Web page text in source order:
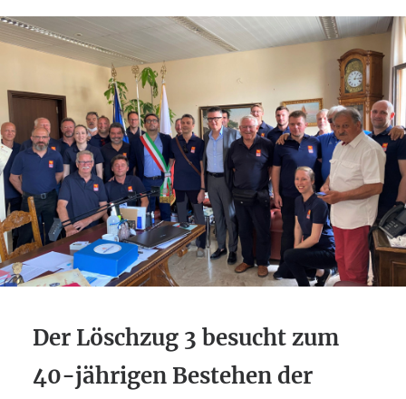
Der Löschzug 3 besucht zum
40-jährigen Bestehen der